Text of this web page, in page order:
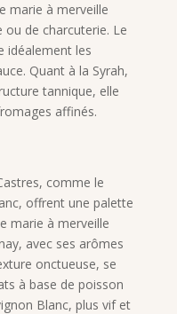
marie à merveille
ou de charcuterie. Le
idéalement les
Quant à la Syrah,
tannique, elle
affinés.
comme le
offrent une palette
marie à merveille
avec ses arômes
onctueuse, se
à base de poisson
Blanc, plus vif et